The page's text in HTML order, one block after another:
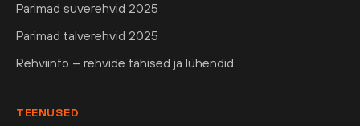
Parimad suverehvid 2025
Parimad talverehvid 2025
Rehviinfo – rehvide tähised ja lühendid
TEENUSED